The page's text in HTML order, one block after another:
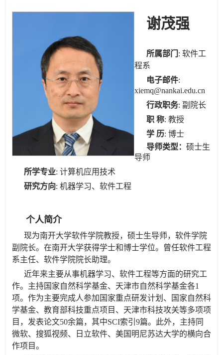
谢茂强
所属部门 : 软件工
程系
电子邮件:
xiemq@nankai.edu.cn
行政职务: 副院长
职 称: 教授
学 历: 博士
导师类型 ： 硕士生
导师
所学专业: 计算机应用技术
研究方向: 机器学习、软件工程
个人简介
现为南开大学软件学院教授，硕士生导师，软件学院
副院长。在南开大学获得学士和博士学位。曾任软件工程
系主任、软件学院院长助理。
近年来主要从事机器学习、软件工程等方面的研究工
作。主持国家自然科学基金、天津市自然科学基金各1
项。作为主要完成人参加国家重点研发计划、国家自然科
学基金、教育部科技重点项目、天津市科技攻关等多项项
目，发表论文50余篇，其中SCI索引9篇。此外，主持同
微软、搜狐视频、日立软件、美国明尼苏达大学的横向合
作项目。